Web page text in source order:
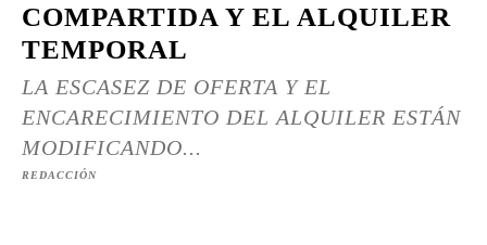
COMPARTIDA Y EL ALQUILER
TEMPORAL
LA ESCASEZ DE OFERTA Y EL
ENCARECIMIENTO DEL ALQUILER ESTÁN
MODIFICANDO...
REDACCIÓN